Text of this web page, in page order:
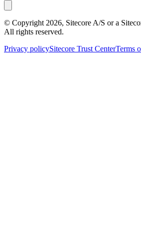
© Copyright 2026, Sitecore A/S or a
All rights reserved.
Privacy policySitecore Trust CenterTerms